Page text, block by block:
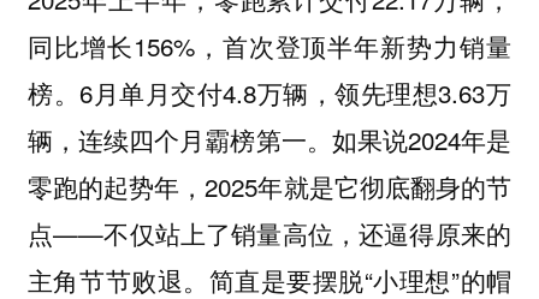
同比增长156%，首次登顶半年新势力销量
榜。6月单月交付4.8万辆，领先理想3.63万
辆，连续四个月霸榜第一。如果说2024年是
零跑的起势年，2025年就是它彻底翻身的节
点——不仅站上了销量高位，还逼得原来的
主角节节败退。简直是要摆脱“小理想”的帽